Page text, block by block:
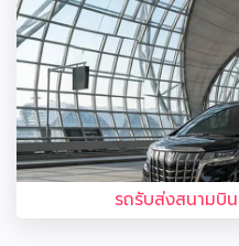
รถรับส่งสนามบิ